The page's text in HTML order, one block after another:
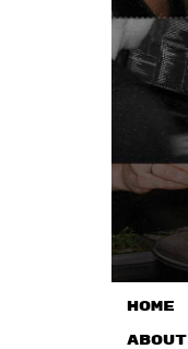
HOME
ABOUT